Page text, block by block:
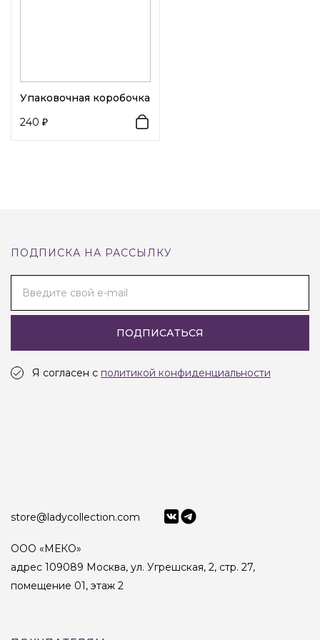
Упаковочная коробочка
240
ПОДПИСКА НА РАССЫЛКУ
Введите свой e-mail
ПОДПИСАТЬСЯ
Я согласен с политикой конфиденциальности
store@ladycollection.com
ООО «МЕКО»
адрес 109089 Москва, ул. Угрешская, 2, стр. 27,
помещение 01, этаж 2